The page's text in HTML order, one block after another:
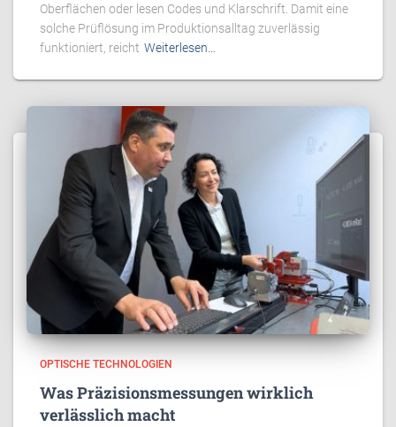
Oberflächen oder lesen Codes und Klarschrift. Damit eine
solche Prüflösung im Produktionsalltag zuverlässig
funktioniert, reicht Weiterlesen…
OPTISCHE TECHNOLOGIEN
Was Präzisionsmessungen wirklich
verlässlich macht